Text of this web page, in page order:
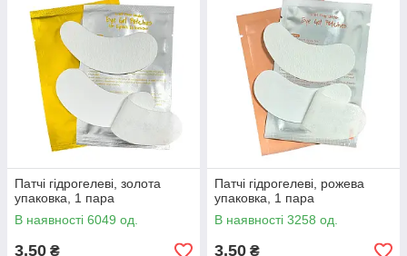
Патчі гідрогелеві, золота
упаковка, 1 пара
В наявності 6049 од.
3,50 ₴
Патчі гідрогелеві, рожева
упаковка, 1 пара
В наявності 3258 од.
3,50 ₴